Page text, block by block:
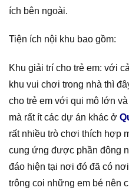
ích bên ngoài.
Tiện ích nội khu bao gồm:
Khu giải trí cho trẻ em: với
khu vui chơi trong nhà thì
cho trẻ em với qui mô lớn
mà rất ít các dự án khác ở
rất nhiều trò chơi thích hợp
cung ứng được phần đông
đáo hiện tại nơi đó đã có
trông coi những em bé nên